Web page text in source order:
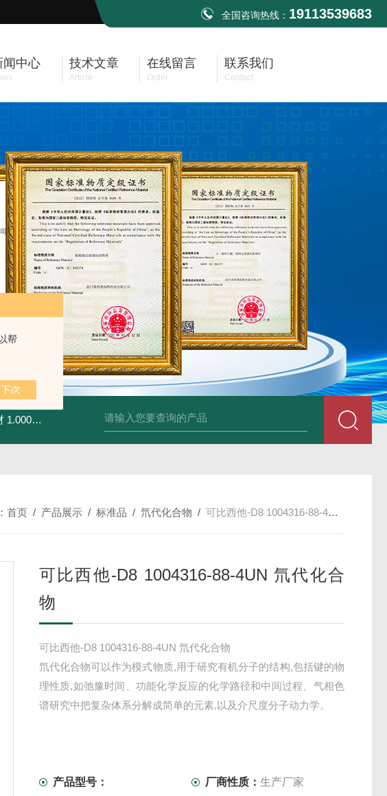
帮
全国咨询热线： 19113539683
闻中心 技术文章
Article
在线留言
Order
联系我们
Contact
1.00030.4008默克 乙腈 75-05-8 HPLC 现货 色谱耗材 34860-4L-Rsigma 甲醇 67-
首页 / 产品展示 /标准品 /氘代化合物 /可比西他-D8 1004316-88-4UN 氘代化合物
可比西他-D8 1004316-88-4UN 氘代化合
物
可比西他-D8 1004316-88-4UN 氘代化合物
氘代化合物可以作为模式物质,用于研究有机分子的结构,包括键的物
理性质,如弛豫时间、功能化学反应的化学路径和中间过程、气相色
谱研究中把复杂体系分解成简单的元素,以及介尺度分子动力学。
产品型号： 厂商性质：生产厂家